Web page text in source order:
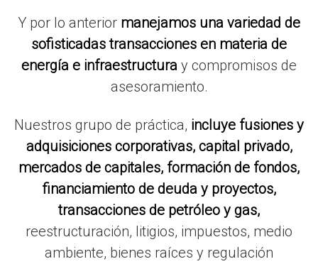
Y por lo anterior manejamos una variedad de
sofisticadas transacciones en materia de
energía e infraestructura y compromisos de
asesoramiento.
Nuestros grupo de práctica, incluye fusiones y
adquisiciones corporativas, capital privado,
mercados de capitales, formación de fondos,
financiamiento de deuda y proyectos,
transacciones de petróleo y gas,
reestructuración, litigios, impuestos, medio
ambiente, bienes raíces y regulación